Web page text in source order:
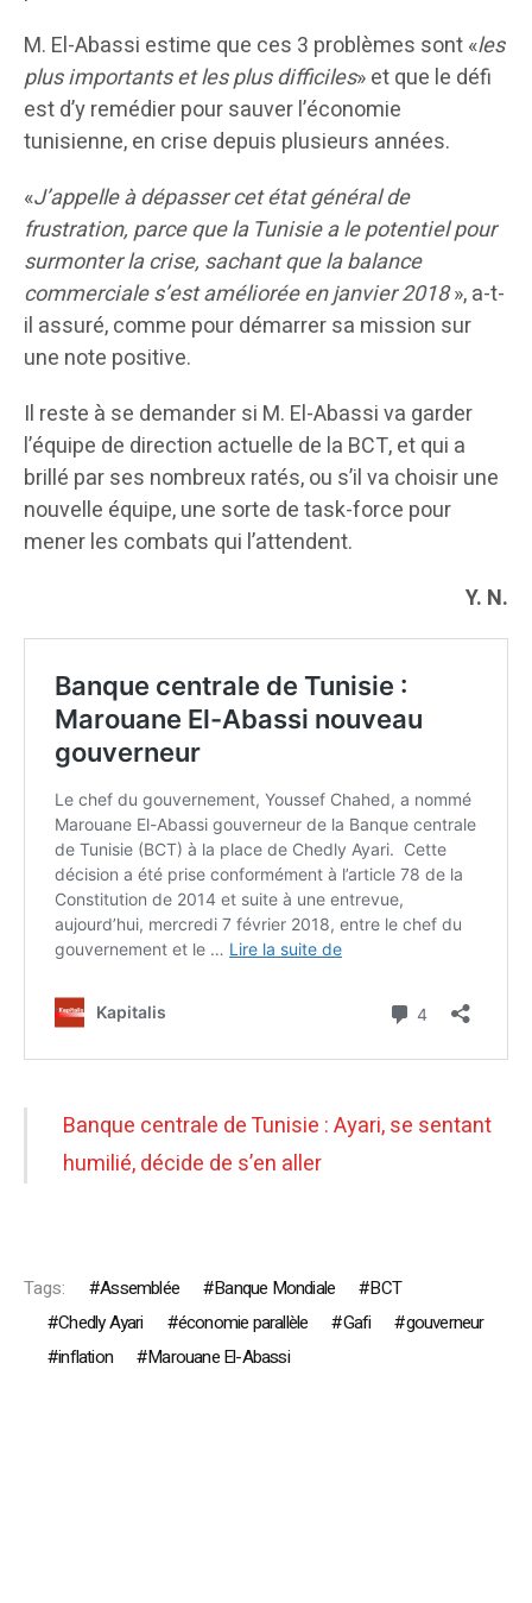
M. El-Abassi estime que ces 3 problèmes sont «les
plus importants et les plus difficiles» et que le défi
est d’y remédier pour sauver l’économie
tunisienne, en crise depuis plusieurs années.
«J’appelle à dépasser cet état général de
frustration, parce que la Tunisie a le potentiel pour
surmonter la crise, sachant que la balance
commerciale s’est améliorée en janvier 2018», a-t-
il assuré, comme pour démarrer sa mission sur
une note positive.
Il reste à se demander si M. El-Abassi va garder
l’équipe de direction actuelle de la BCT, et qui a
brillé par ses nombreux ratés, ou s’il va choisir une
nouvelle équipe, une sorte de task-force pour
mener les combats qui l’attendent.
Y. N.
Banque centrale de Tunisie : Ayari, se sentant
humilié, décide de s’en aller
Tags: Assemblée Banque Mondiale
BCT
Chedly Ayari
économie parallèle Gafi
gouverneur
inflation
Marouane El-Abassi